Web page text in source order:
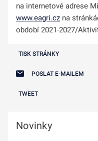
na internetové adrese
www.eagri.cz na
období 2021-2027/
TISK STRÁNKY
POSLAT E-MAILEM
TWEET
Novinky